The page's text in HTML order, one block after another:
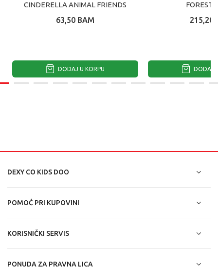
CINDERELLA ANIMAL FRIENDS
63,50 BAM
DODAJ U KORPU
FOREST
215,20
DODAJ
DEXY CO KIDS DOO
POMOĆ PRI KUPOVINI
KORISNIČKI SERVIS
PONUDA ZA PRAVNA LICA